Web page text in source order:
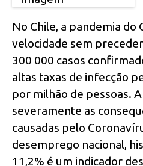
No Chile, a pandemia do
velocidade sem
300 000 casos
altas taxas de infecção
por milhão de pessoas.
severamente as
causadas pelo
desemprego nacional,
11,2% é um indicador